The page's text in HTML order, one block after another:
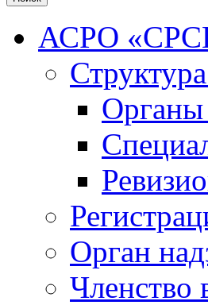
АСРО
Орган
Членство